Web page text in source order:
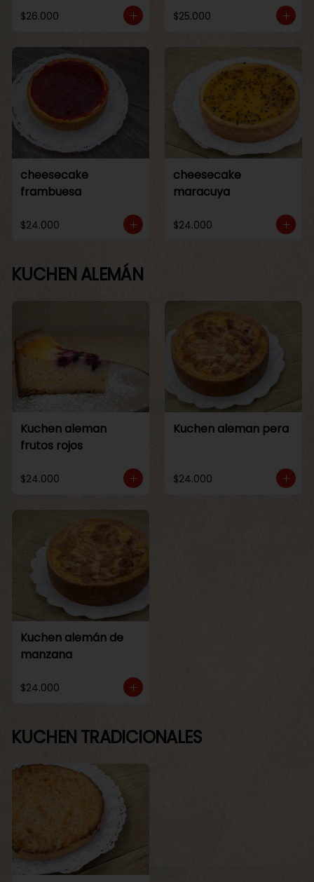
$26.000 $25.000
cheesecake
frambuesa
$24.000
cheesecake
maracuya
$24.000
KUCHEN ALEMÁN
Kuchen aleman
frutos rojos
$24.000
Kuchen aleman pera
$24.000
Kuchen alemán de
manzana
$24.000
KUCHEN TRADICIONALES